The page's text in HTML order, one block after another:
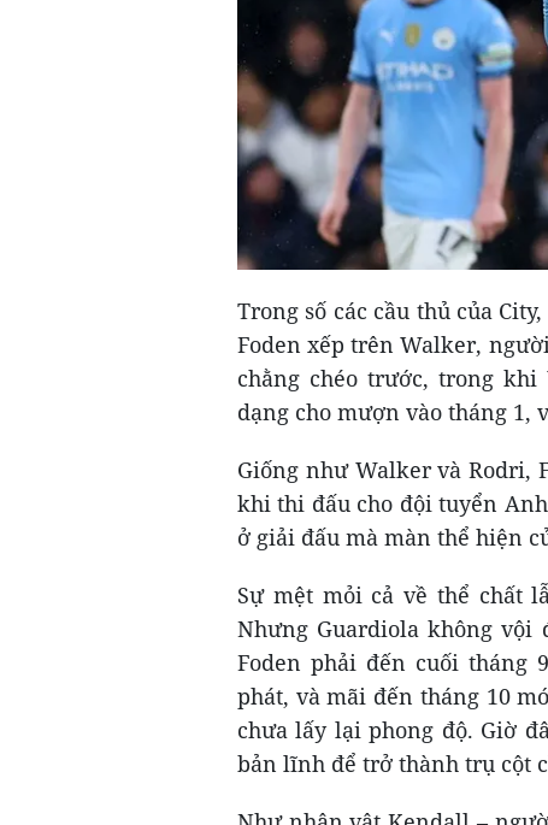
Trong số các cầu thủ của
Foden xếp trên Walker,
chằng chéo trước, trong
dạng cho mượn vào tháng 1,
Giống như Walker và Rodri,
khi thi đấu cho đội tuyển
ở giải đấu mà màn thể hiện
Sự mệt mỏi cả về thể chất
Nhưng Guardiola không
Foden phải đến cuối
phát, và mãi đến tháng 10
chưa lấy lại phong độ. Giờ
bản lĩnh để trở thành trụ cột